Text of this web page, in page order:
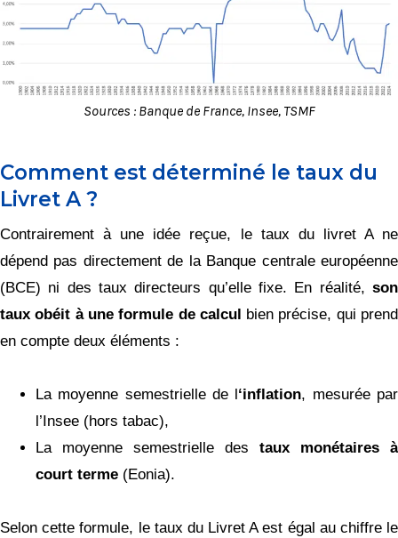
Sources : Banque de France, Insee, TSMF
Comment est déterminé le taux du
Livret A ?
Contrairement à une idée reçue, le taux du livret A ne
dépend pas directement de la Banque centrale européenne
(BCE) ni des taux directeurs qu’elle fixe. En réalité, son
taux obéit à une formule de calcul
bien précise, qui prend
en compte deux éléments :
La moyenne semestrielle de l ‘inflation, mesurée par
l’Insee (hors tabac),
La moyenne semestrielle des taux monétaires à
court terme (Eonia).
Selon cette formule, le taux du Livret A est égal au chiffre le